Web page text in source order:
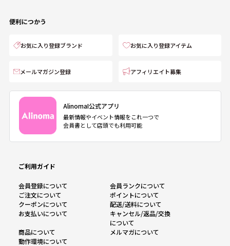
便利につかう
お気に入り登録ブランド お気に入り登録アイテム
メールマガジン登録 アフィリエイト募集
AlinomaI公式アプリ
最新情報やイベント情報をこれ一つで
会員書として店頭でも利用可能
ご利用ガイド
会員登録について
会員ランクについて
ご注文について
ポイントについて
クーポンについて
配送/送料について
お支払いについて
キャンセル/返品/交換
について
商品について
メルマガについて
動作環境について